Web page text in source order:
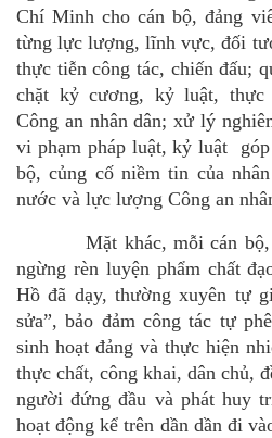
Chí Minh cho cán bộ, đảng
từng lực lượng, lĩnh vực, đối
thực tiễn công tác, chiến đấu;
chặt kỷ cương, kỷ luật, thực
Công an nhân dân; xử lý
vi phạm pháp luật, kỷ luật
bộ, củng cố niềm tin của
nước và lực lượng Công an
Mặt khác,mỗi cán
ngừng rèn luyện phẩm chất
Hồ đã dạy, thường xuyên tự
sửa”, bảo đảm công tác tự
sinh hoạt đảng và thực hiện
thực chất, công khai, dân chủ,
người đứng đầu và phát huy
hoạt động kể trên dần dần đi